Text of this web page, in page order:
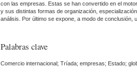
con las empresas. Estas se han convertido en el
y sus distintas formas de organización,
análisis. Por último se expone, a modo de conclusión,
Palabras clave
Comercio internacional; Tríada; empresas; Estado;